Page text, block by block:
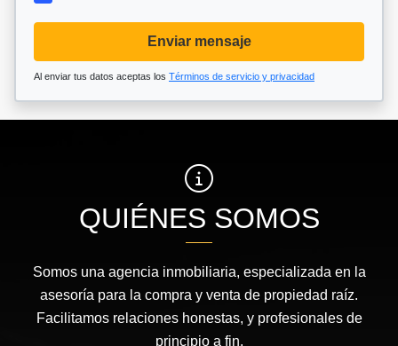
Enviar mensaje
Al enviar tus datos aceptas los Términos de servicio y privacidad
QUIÉNES SOMOS
Somos una agencia inmobiliaria, especializada en la
asesoría para la compra y venta de propiedad raíz.
Facilitamos relaciones honestas, y profesionales de
principio a fin.